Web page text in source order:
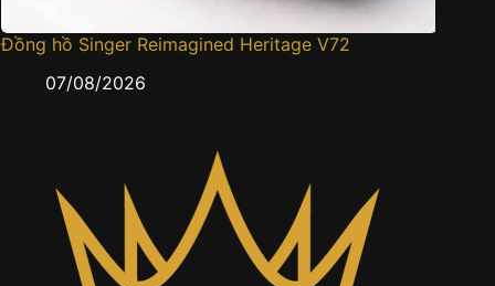
Đồng hồ Singer Reimagined Heritage V72
07/08/2026